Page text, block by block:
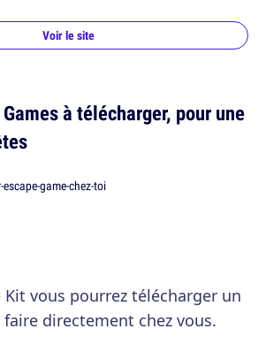
Voir le site
à télécharger, pour une
Kit vous pourrez télécharger un
faire directement chez vous.